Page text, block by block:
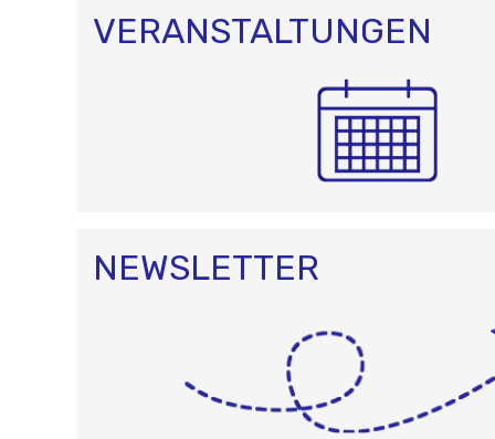
VERANSTALTUNGEN
NEWSLETTER